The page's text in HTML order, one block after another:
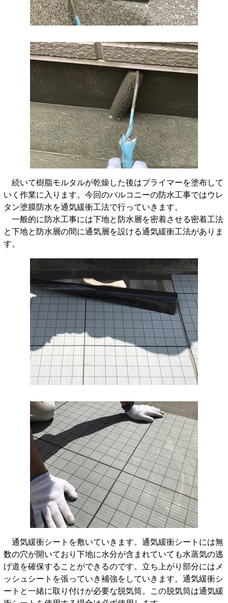
続いて樹脂モルタルが乾燥した後はプライマーを塗布して
いく作業に入ります。今回のバルコニーの防水工事ではウレ
タン塗膜防水を通気緩衝工法で行っていきます。
一般的に防水工事には下地と防水層を密着させる密着工法
と下地と防水層の間に通気層を設ける通気緩衝工法がありま
す。
通気緩衝シートを敷いていきます。通気緩衝シートには無
数の穴が開いており下地に水分が含まれていても水蒸気の逃
げ道を確保することができるのです。立ち上がり部分にはメ
ッシュシートを張っていき補強をしていきます。通気緩衝シ
ートと一緒に取り付けが必要な脱気筒。この脱気筒は通気緩